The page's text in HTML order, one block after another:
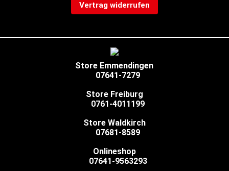
Vertrag widerrufen
Store Emmendingen
07641-7279
Store Freiburg
0761-4011199
Store Waldkirch
07681-8589
Onlineshop
07641-9563293